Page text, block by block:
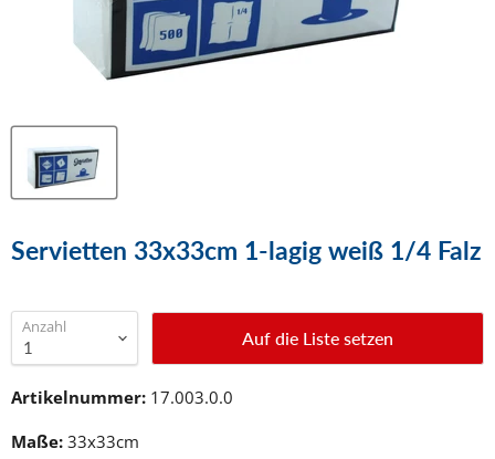
Servietten 33x33cm 1-lagig weiß 1/4 Falz
Anzahl
Auf die Liste setzen
Artikelnummer: 17.003.0.0
Maße: 33x33cm